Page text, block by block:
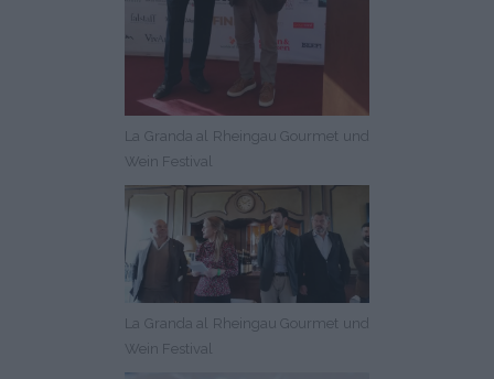
La Granda al Rheingau Gourmet und
Wein Festival
La Granda al Rheingau Gourmet und
Wein Festival